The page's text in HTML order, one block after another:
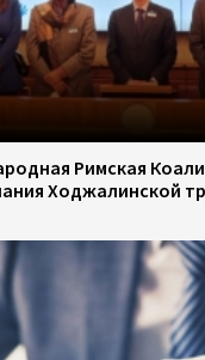
Римская
Ходжалинской